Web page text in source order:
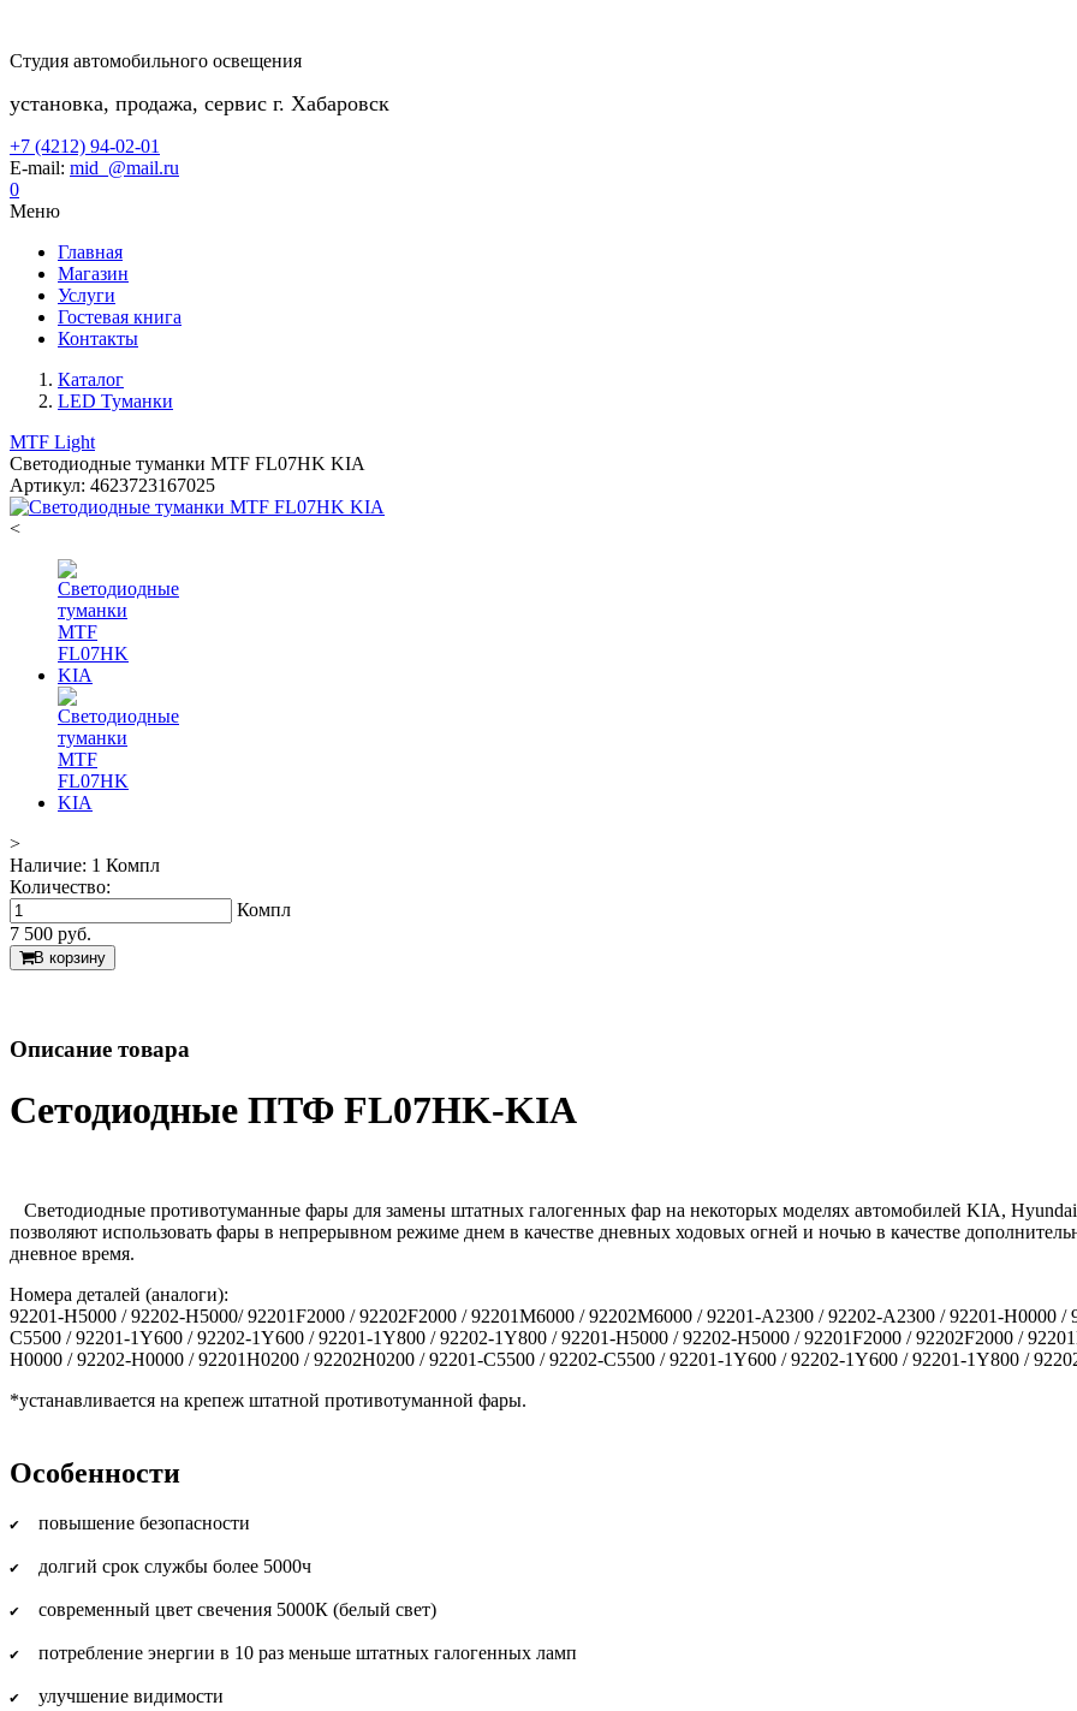
Студия автомобильного освещения
установка, продажа, сервис г. Хабаровск
+7 (4212) 94-02-01
E-mail: mid_@mail.ru
0
Меню
Главная
Магазин
Услуги
Гостевая книга
Контакты
Каталог
LED Туманки
MTF Light
Светодиодные туманки MTF FL07HK KIA
Артикул: 4623723167025
<
>
Наличие: 1 Компл
Количество:
Компл
7 500 руб.
В корзину
Описание товара
Cетодиодные ПТФ FL07HK-KIA
Светодиодные противотуманные фары для замены штатных галогенных фар на некоторых моделях автомобилей KIA,
позволяют использовать фары в непрерывном режиме днем в качестве дневных ходовых огней и ночью в качестве
дневное время.
Номера деталей (аналоги):
92201-H5000 / 92202-H5000/ 92201F2000 / 92202F2000 / 92201M6000 / 92202M6000 / 92201-A2300 / 92202-A2300 / 92201-H0000
C5500 / 92201-1Y600 / 92202-1Y600 / 92201-1Y800 / 92202-1Y800 / 92201-H5000 / 92202-H5000 / 92201F2000 / 92202F2000 /
H0000 / 92202-H0000 / 92201H0200 / 92202H0200 / 92201-C5500 / 92202-C5500 / 92201-1Y600 / 92202-1Y600 / 92201-1Y800 /
*устанавливается на крепеж штатной противотуманной фары.
Особенности
✔ повышение безопасности
✔ долгий срок службы более 5000ч
✔ современный цвет свечения 5000К (белый свет)
✔ потребление энергии в 10 раз меньше штатных галогенных ламп
✔ улучшение видимости